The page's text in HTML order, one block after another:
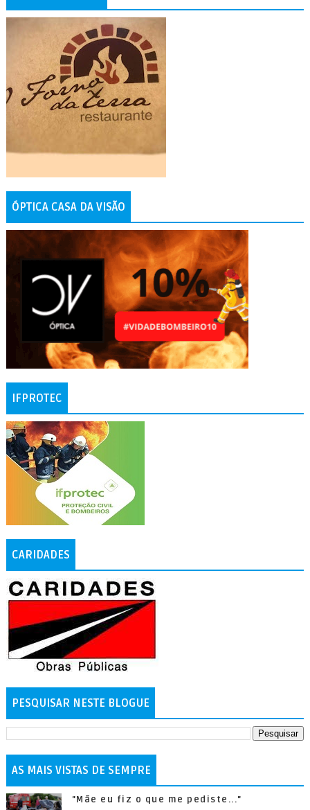
ÓPTICA CASA DA VISÃO
IFPROTEC
CARIDADES
PESQUISAR NESTE BLOGUE
AS MAIS VISTAS DE SEMPRE
"Mãe eu fiz o que me pediste..."